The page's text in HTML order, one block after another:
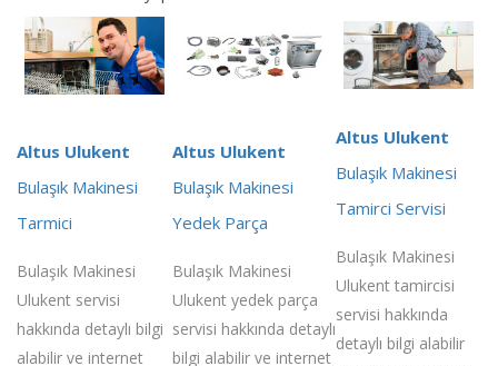
Altus Ulukent
Bulaşık Makinesi
Tarmici
Bulaşık Makinesi
Ulukent servisi
hakkında detaylı bilgi
alabilir ve internet
Altus Ulukent
Bulaşık Makinesi
Yedek Parça
Bulaşık Makinesi
Ulukent yedek parça
servisi hakkında detaylı
bilgi alabilir ve internet
Altus Ulukent
Bulaşık Makinesi
Tamirci Servisi
Bulaşık Makinesi
Ulukent tamircisi
servisi hakkında
detaylı bilgi alabilir